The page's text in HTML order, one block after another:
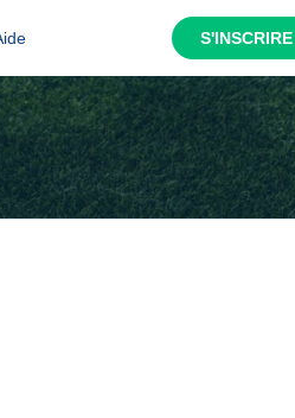
S'INSCRIRE